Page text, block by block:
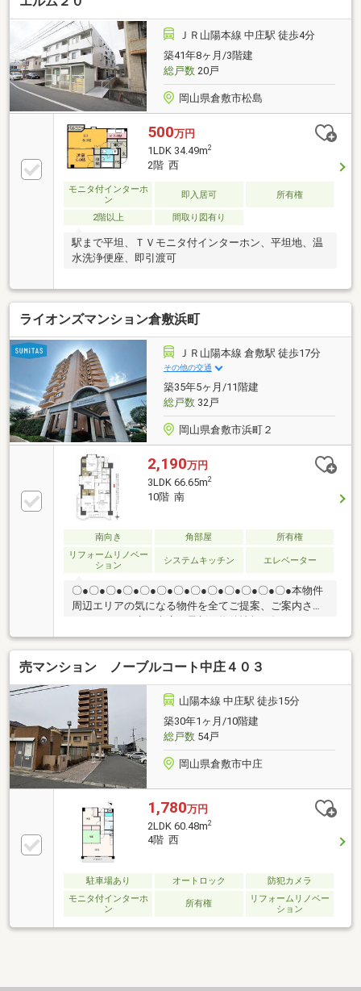
まで徒歩13分！ペット飼育可能♪目の前にマスカット
スタジアム・倉敷スポーツ公園があります！他にも
「これはどんな物件？」「住所が知りたい」など、お
気兼ねなくお問い合わせください。物件ごとではな
く、お客様ごとに担当者がサポートさせていただきま
す。
ＪＲ山陽本線 中庄駅 徒歩4分
築41年8ヶ月/3階建
総戸数20戸
岡山県倉敷市松島
500万円
1LDK 34.49m2
2階 西
モニタ付インターホ
ン
即入居可 所有権
2階以上 間取り図有り
駅まで平坦、ＴＶモニタ付インターホン、平坦地、温
水洗浄便座、即引渡可
ライオンズマンション倉敷浜町
ＪＲ山陽本線 倉敷駅 徒歩17分
その他の交通
築35年5ヶ月/11階建
総戸数32戸
岡山県倉敷市浜町２
2,190万円
3LDK 66.65m2
10階 南
南向き 角部屋
所有権
リフォームリノベー
ション
システムキッチン エレベーター
〇●〇●〇●〇●〇●〇●〇●〇●〇●〇●〇●〇●〇●本物件
周辺エリアの気になる物件を全てご提案、ご案内させ
まとめて物件見学ができる見学ツアーは【その場で確
定！ 見学予約する（無料）からご予約下さい】〇●
〇●〇●〇●〇●〇●〇●〇●〇●〇●〇●〇●〇●●2026年6
月リフォーム完成予定！●小学校・中学校まで徒歩10
分以内！●JR倉敷駅まで徒歩17分♪他にも「これはどん
な物件？」「住所が知りたい」など、お気兼ねなくお
問い合わせください。物件ごとではなく、お客様ごと
に担当者がサポートさせていただきます。
売マンション ノーブルコート中庄４０３
山陽本線 中庄駅 徒歩15分
築30年1ヶ月/10階建
総戸数54戸
岡山県倉敷市中庄
1,780万円
2LDK 60.48m2
4階 西
駐車場あり オートロック
防犯カメラ
モニタ付インターホ
ン
所有権
リフォームリノベー
ション